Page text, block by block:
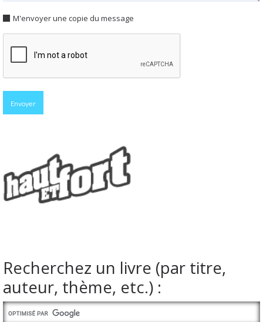
M'envoyer une copie du message
Recherchez un livre (par titre,
auteur, thème, etc.) :